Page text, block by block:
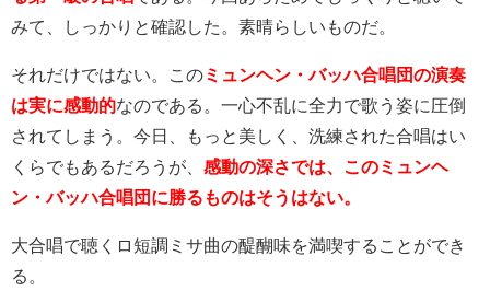
みて、しっかりと確認した。素晴らしいものだ。
それだけではない。この ミュンヘン・バッハ合唱団の演奏
は実に感動的なのである。一心不乱に全力で歌う姿に圧倒
されてしまう。今日、もっと美しく、洗練された合唱はい
くらでもあるだろうが、 感動の深さでは、このミュンヘ
ン・バッハ合唱団に勝るものはそうはない。
大合唱で聴くロ短調ミサ曲の醍醐味を満喫することができ
る。